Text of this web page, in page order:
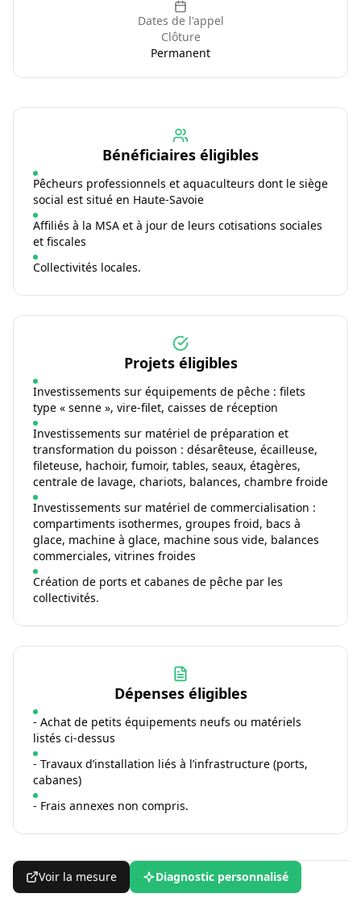
Dates de l'appel
Clôture
Permanent
Bénéficiaires éligibles
Pêcheurs professionnels et aquaculteurs dont le siège
social est situé en Haute-Savoie
Affiliés à la MSA et à jour de leurs cotisations sociales
et fiscales
Collectivités locales.
Projets éligibles
Investissements sur équipements de pêche : filets
type « senne », vire-filet, caisses de réception
Investissements sur matériel de préparation et
transformation du poisson : désarêteuse, écailleuse,
fileteuse, hachoir, fumoir, tables, seaux, étagères,
centrale de lavage, chariots, balances, chambre froide
Investissements sur matériel de commercialisation :
compartiments isothermes, groupes froid, bacs à
glace, machine à glace, machine sous vide, balances
commerciales, vitrines froides
Création de ports et cabanes de pêche par les
collectivités.
Dépenses éligibles
- Achat de petits équipements neufs ou matériels
listés ci-dessus
- Travaux d’installation liés à l’infrastructure (ports,
cabanes)
- Frais annexes non compris.
Voir la mesure Diagnostic personnalisé